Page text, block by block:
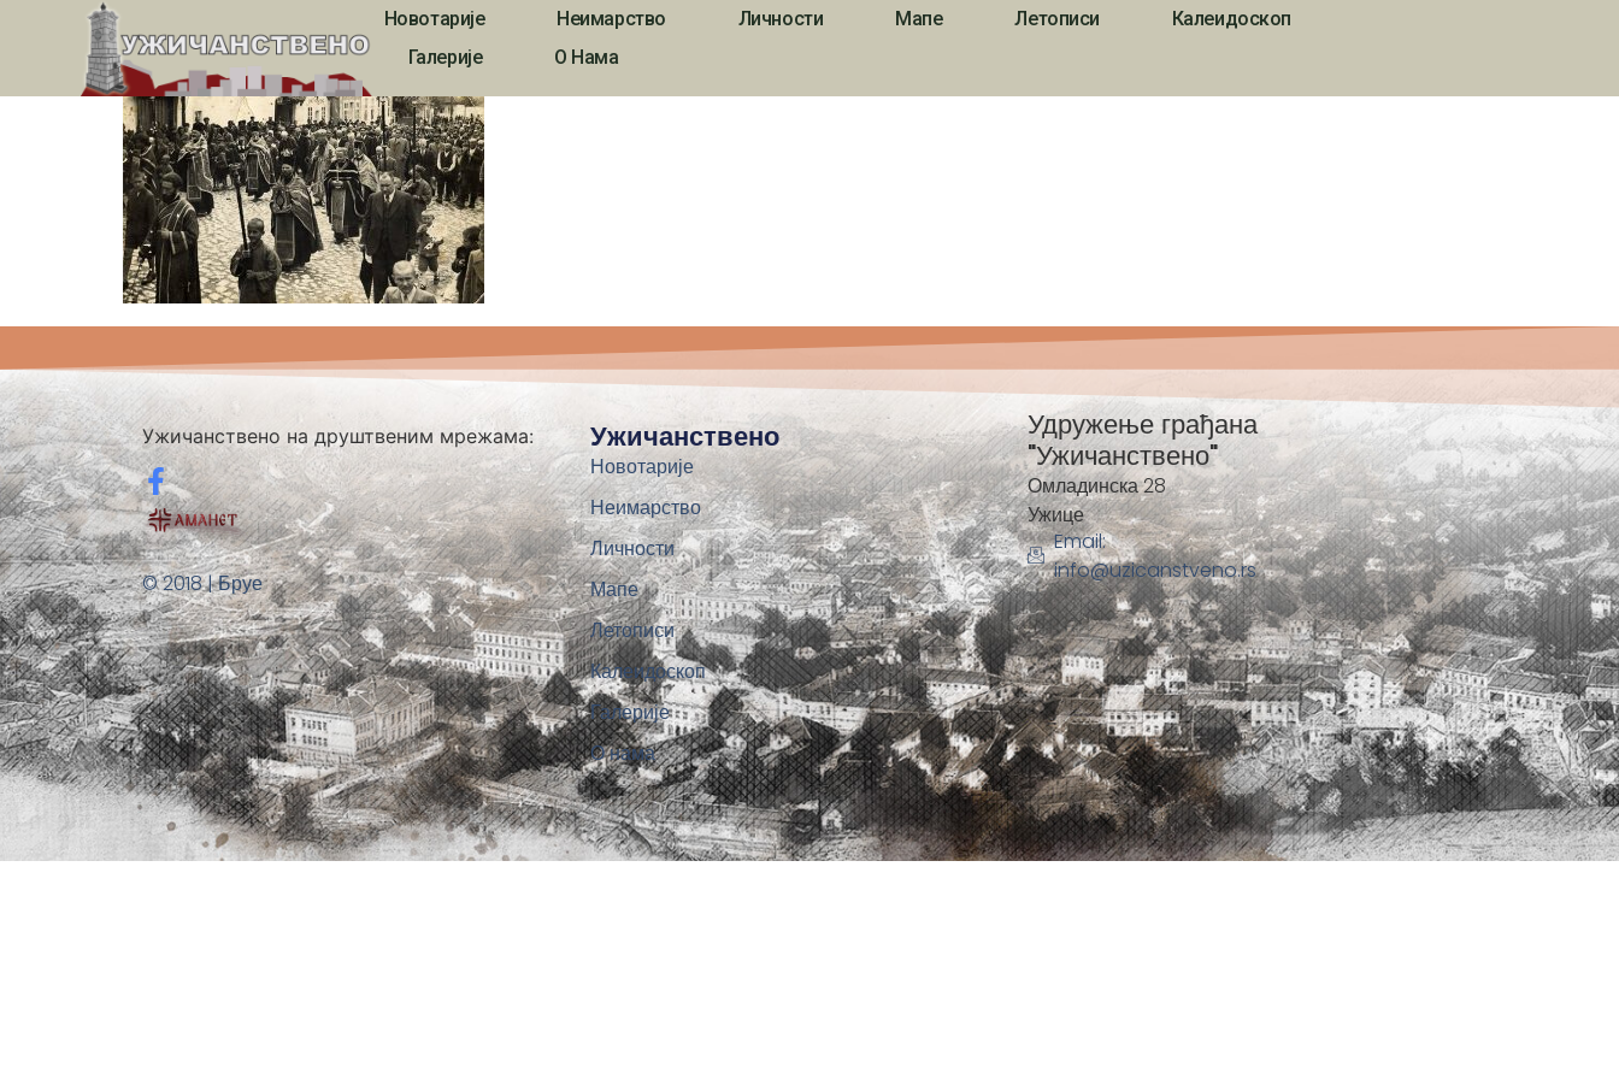
Новотарије Неимарство Личности Мапе Летописи
Калеидоскоп
Галерије
О Нама
423
Ужичанствено на друштвеним мрежама:
© 2018 | Бруе
Ужичанствено
Новотарије
Неимарство
Личности
Мапе
Летописи
Калеидоскоп
Галерије
О нама
Удружење грађана
"Ужичанствено"
Омладинска 28
Ужице
Email:
info@uzicanstveno.rs